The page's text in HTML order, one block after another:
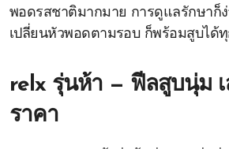
พอดรสชาติมากมาย การดูแลรักษาก็
เปลี่ยนหัวพอดตามรอบ ก็พร้อมสูบได้
relx รุ่นห้า — ฟีลสูบนุ่ม
ราคา